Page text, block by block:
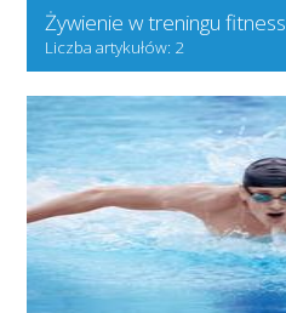
Żywienie w treningu fitness
Liczba artykułów: 2